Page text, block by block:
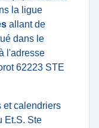
la ligue
allant de
dans le
l'adresse
62223 STE
et calendriers
Et.S. Ste